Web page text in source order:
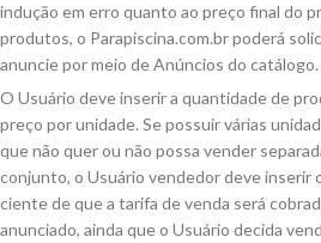
indução em erro quanto ao preço final do
produtos, o Parapiscina.com.br poderá
anuncie por meio de Anúncios do catálogo.
O Usuário deve inserir a quantidade de
preço por unidade. Se possuir várias
que não quer ou não possa vender
conjunto, o Usuário vendedor deve inserir
ciente de que a tarifa de venda será
anunciado, ainda que o Usuário decida